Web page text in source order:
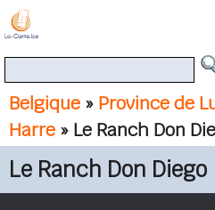
Belgique » Province de
Harre » Le Ranch Don
Le Ranch Don Diego